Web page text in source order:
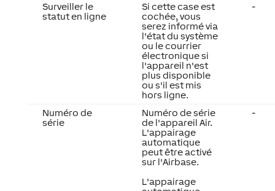
Surveiller le
statut en ligne
Si cette case est
cochée, vous
serez informé via
l'état du système
ou le courrier
électronique si
l'appareil n'est
plus disponible
ou s'il est mis
hors ligne.
-
Numéro de
série
Numéro de série
de l'appareil Air.
L'appairage
automatique
peut être activé
sur l'Airbase.
L'appairage
-